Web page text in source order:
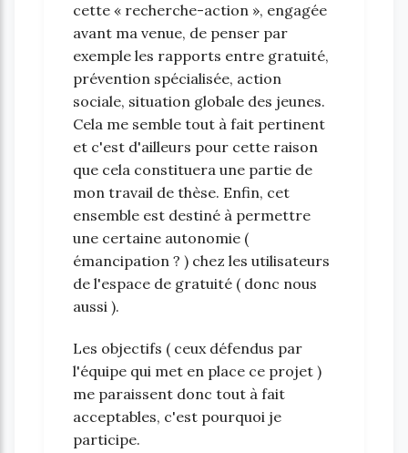
cette « recherche-action », engagée
avant ma venue, de penser par
exemple les rapports entre gratuité,
prévention spécialisée, action
sociale, situation globale des jeunes.
Cela me semble tout à fait pertinent
et c'est d'ailleurs pour cette raison
que cela constituera une partie de
mon travail de thèse. Enfin, cet
ensemble est destiné à permettre
une certaine autonomie (
émancipation ? ) chez les utilisateurs
de l'espace de gratuité ( donc nous
aussi ).
Les objectifs ( ceux défendus par
l'équipe qui met en place ce projet )
me paraissent donc tout à fait
acceptables, c'est pourquoi je
participe.